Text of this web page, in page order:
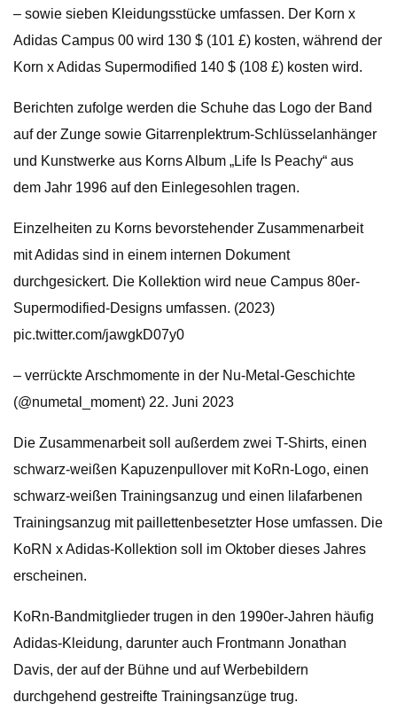
– sowie sieben Kleidungsstücke umfassen. Der Korn x
Adidas Campus 00 wird 130 $ (101 £) kosten, während der
Korn x Adidas Supermodified 140 $ (108 £) kosten wird.
Berichten zufolge werden die Schuhe das Logo der Band
auf der Zunge sowie Gitarrenplektrum-Schlüsselanhänger
und Kunstwerke aus Korns Album „Life Is Peachy“ aus
dem Jahr 1996 auf den Einlegesohlen tragen.
Einzelheiten zu Korns bevorstehender Zusammenarbeit
mit Adidas sind in einem internen Dokument
durchgesickert. Die Kollektion wird neue Campus 80er-
Supermodified-Designs umfassen. (2023)
pic.twitter.com/jawgkD07y0
– verrückte Arschmomente in der Nu-Metal-Geschichte
(@numetal_moment) 22. Juni 2023
Die Zusammenarbeit soll außerdem zwei T-Shirts, einen
schwarz-weißen Kapuzenpullover mit KoRn-Logo, einen
schwarz-weißen Trainingsanzug und einen lilafarbenen
Trainingsanzug mit paillettenbesetzter Hose umfassen. Die
KoRN x Adidas-Kollektion soll im Oktober dieses Jahres
erscheinen.
KoRn-Bandmitglieder trugen in den 1990er-Jahren häufig
Adidas-Kleidung, darunter auch Frontmann Jonathan
Davis, der auf der Bühne und auf Werbebildern
durchgehend gestreifte Trainingsanzüge trug.